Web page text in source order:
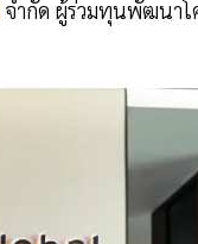
จำกัด ผู้ร่วมทุนพัฒนาโ